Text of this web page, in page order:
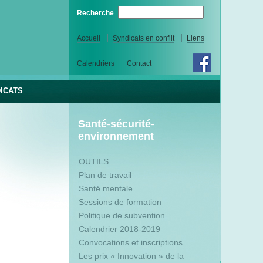
o
m
u
i
r
e
d
e
r
e
c
h
Recherche
Accueil Syndicats en conflit Liens
Calendriers Contact
Santé-sécurité-
environnement
OUTILS
Plan de travail
Santé mentale
Sessions de formation
Politique de subvention
Calendrier 2018-2019
Convocations et inscriptions
Les prix « Innovation » de la